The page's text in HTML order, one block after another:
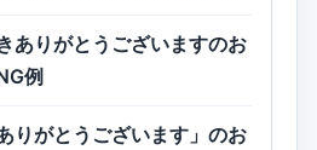
ありがとうございますのお
例
りがとうございます」のお